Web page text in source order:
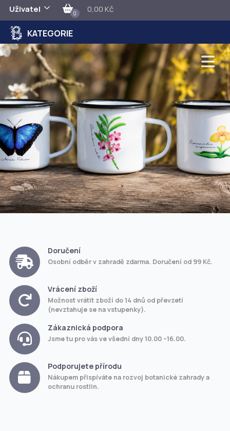
Uživatel 0 0,00 Kč
KATEGORIE
Doručení
Osobní odběr v zahradě zdarma. Doručení od 99 Kč.
Vrácení zboží
Možnost vrátit zboží do 14 dnů od převzetí
(nevztahuje se na vstupenky).
Zákaznická podpora
Jsme tu pro vás ve všední dny 10.00 –16.00.
Podporujete přírodu
Nákupem přispíváte na rozvoj botanické zahrady a
ochranu rostlin.